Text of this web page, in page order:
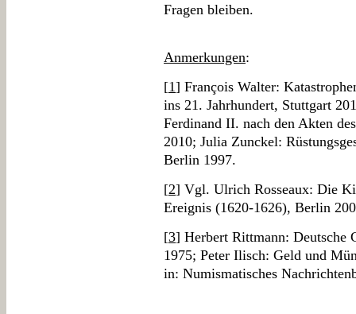
Fragen bleiben.
Anmerkungen:
[1] François Walter:
ins 21. Jahrhundert, Stuttgart
Ferdinand II. nach den Akten
2010; Julia Zunckel:
Berlin 1997.
[2] Vgl. Ulrich Rosseaux: Die
Ereignis (1620-1626), Berlin
[3] Herbert Rittmann: Deutsche
1975; Peter Ilisch: Geld und
in: Numismatisches